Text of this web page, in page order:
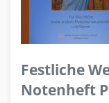
Festliche
Notenheft